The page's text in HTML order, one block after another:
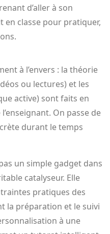
d’aller à son
en classe pour pratiquer,
à l’envers : la théorie
ou lectures) et les
active) sont faits en
On passe de
durant le temps
un simple gadget dans
catalyseur. Elle
pratiques des
la préparation et le suivi
à une